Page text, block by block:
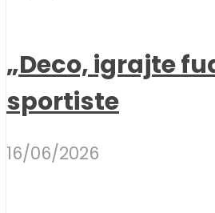
„Deco, igrajte
sportiste
16/06/2026